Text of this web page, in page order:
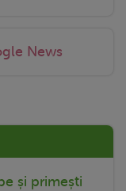
News
și primești